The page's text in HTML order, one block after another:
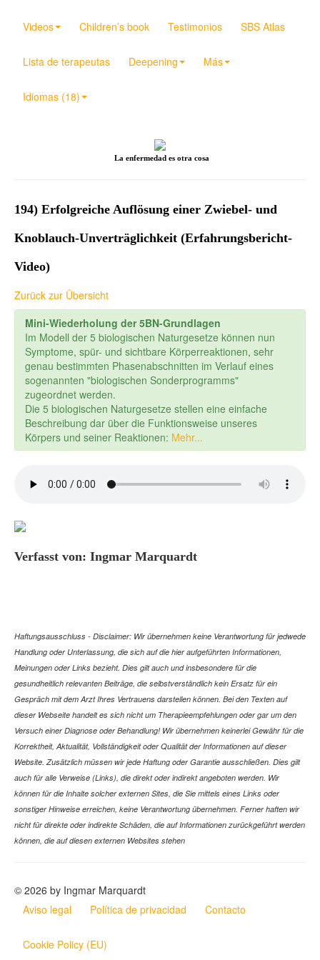
Videos Children’s book Testimonios SBS Atlas
Lista de terapeutas Deepening Más
Idiomas (18)
La enfermedad es otra cosa
194) Erfolgreiche Auflösung einer Zwiebel- und
Knoblauch-Unverträglichkeit (Erfahrungsbericht-
Video)
Zurück zur Übersicht
Mini-Wiederholung der 5BN-Grundlagen
Im Modell der 5 biologischen Naturgesetze können nun
Symptome, spür- und sichtbare Körperreaktionen, sehr
genau bestimmten Phasenabschnitten im Verlauf eines
sogenannten "biologischen Sonderprogramms"
zugeordnet werden.
Die 5 biologischen Naturgesetze stellen eine einfache
Beschreibung dar über die Funktionsweise unseres
Körpers und seiner Reaktionen: Mehr...
Verfasst von: Ingmar Marquardt
Haftungsausschluss - Disclaimer: Wir übernehmen keine Verantwortung für jedwede
Handlung oder Unterlassung, die sich auf die hier aufgeführten Informationen,
Meinungen oder Links bezieht. Dies gilt auch und insbesondere für die
gesundheitlich relevanten Beiträge, die selbstverständlich kein Ersatz für ein
Gespräch mit dem Arzt Ihres Vertrauens darstellen können. Bei den Texten auf
dieser Webseite handelt es sich nicht um Therapieempfehlungen oder gar um den
Versuch einer Diagnose oder Behandlung! Wir übernehmen keinerlei Gewähr für die
Korrektheit, Aktualität, Vollständigkeit oder Qualität der Informationen auf dieser
Website. Zusätzlich müssen wir jede Haftung oder Garantie ausschließen. Dies gilt
auch für alle Verweise (Links), die direkt oder indirekt angeboten werden. Wir
können für die Inhalte solcher externen Sites, die Sie mittels eines Links oder
sonstiger Hinweise erreichen, keine Verantwortung übernehmen. Ferner haften wir
nicht für direkte oder indirekte Schäden, die auf Informationen zurückgeführt werden
können, die auf diesen externen Websites stehen
© 2026 by Ingmar Marquardt
Aviso legal
Política de privacidad Contacto
Cookie Policy (EU)